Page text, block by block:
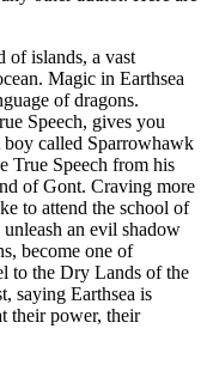
of islands, a vast
Magic in Earthsea
of dragons.
Speech, gives you
called Sparrowhawk
True Speech from his
of Gont. Craving more
to attend the school of
an evil shadow
become one of
to the Dry Lands of the
saying Earthsea is
their power, their